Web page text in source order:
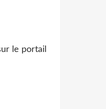
le portail